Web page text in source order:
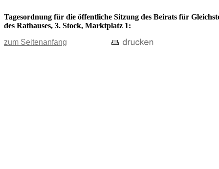
Tagesordnung für die öffentliche Sitzung des Beirats für
des Rathauses, 3. Stock, Marktplatz 1:
zum Seitenanfang